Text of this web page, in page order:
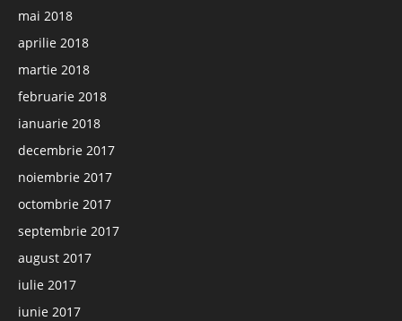
mai 2018
aprilie 2018
martie 2018
februarie 2018
ianuarie 2018
decembrie 2017
noiembrie 2017
octombrie 2017
septembrie 2017
august 2017
iulie 2017
iunie 2017